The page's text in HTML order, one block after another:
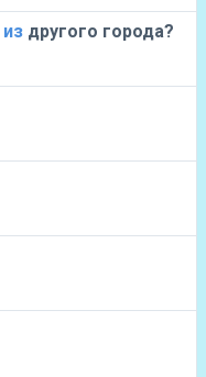
из другого города?